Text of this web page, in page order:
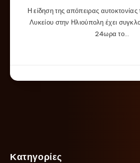
Η είδηση της απόπειρας
Λυκείου στην Ηλιούπολη έχει
24ωρα το…
Κατηγορίες